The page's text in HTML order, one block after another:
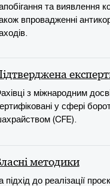
та виявлення
впровадженні
з міжнародним
у сфері
(CFE).
методики
підхід до реалізації